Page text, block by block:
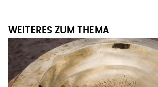
WEITERES ZUM THEMA